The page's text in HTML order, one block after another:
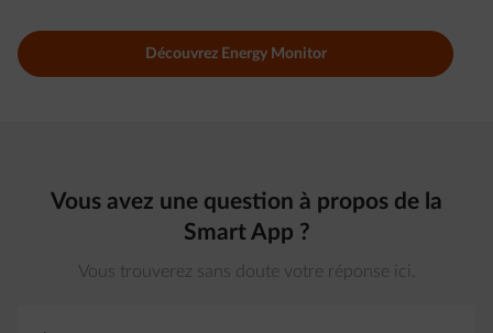
Découvrez Energy Monitor
Vous avez une question à propos de la
Smart App ?
Vous trouverez sans doute votre réponse ici.